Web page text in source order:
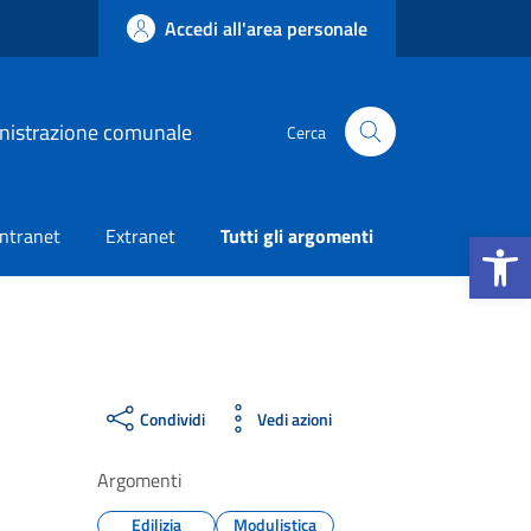
Apri la
Accedi all'area personale
comunale Cerca
Extranet Tutti gli argomenti
Condividi Vedi azioni
Argomenti
Edilizia
Modulistica